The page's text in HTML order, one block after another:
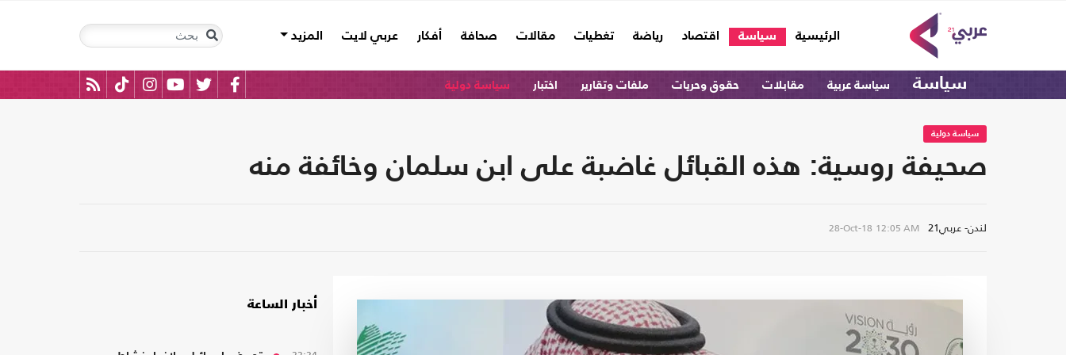
الرئيسية
(current) سياسة اقتصاد رياضة تغطيات مقالات صحافة أفكار عربي لايت المزيد
سياسة سياسة عربية مقابلات حقوق وحريات ملفات وتقارير اختبار سياسة دولية
سياسة دولية
صحيفة روسية: هذه القبائل غاضبة على ابن سلمان وخائفة منه
لندن- عربي21 28-Oct-18 12:05 AM
أخبار الساعة